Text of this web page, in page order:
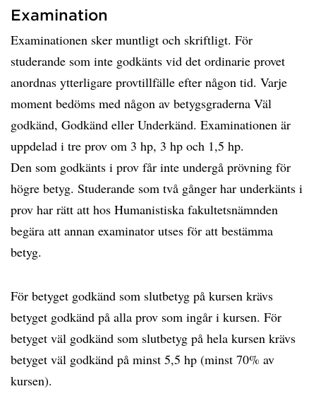
Examination
Examinationen sker muntligt och skriftligt. För
studerande som inte godkänts vid det ordinarie provet
anordnas ytterligare provtillfälle efter någon tid. Varje
moment bedöms med någon av betygsgraderna Väl
godkänd, Godkänd eller Underkänd. Examinationen är
uppdelad i tre prov om 3 hp, 3 hp och 1,5 hp.
Den som godkänts i prov får inte undergå prövning för
högre betyg. Studerande som två gånger har underkänts i
prov har rätt att hos Humanistiska fakultetsnämnden
begära att annan examinator utses för att bestämma
betyg.
För betyget godkänd som slutbetyg på kursen krävs
betyget godkänd på alla prov som ingår i kursen. För
betyget väl godkänd som slutbetyg på hela kursen krävs
betyget väl godkänd på minst 5,5 hp (minst 70% av
kursen).